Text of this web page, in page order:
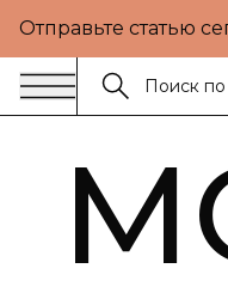
Отправьте статью